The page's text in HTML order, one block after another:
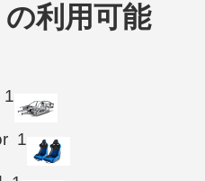
利用可能
1
1